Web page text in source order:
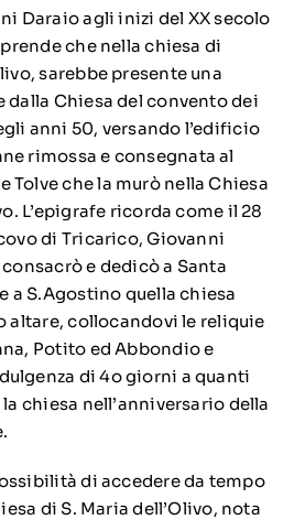
Daraio agli inizi del XX secolo
che nella chiesa di
sarebbe presente una
Chiesa del convento dei
anni 50, versando l’edificio
rimossa e consegnata al
Tolve che la murò nella Chiesa
L’epigrafe ricorda come il 28
di Tricarico, Giovanni
e dedicò a Santa
a S.Agostino quella chiesa
altare, collocandovi le reliquie
Potito ed Abbondio e
di 4o giorni a quanti
chiesa nell’anniversario della
di accedere da tempo
di S. Maria dell’Olivo, nota